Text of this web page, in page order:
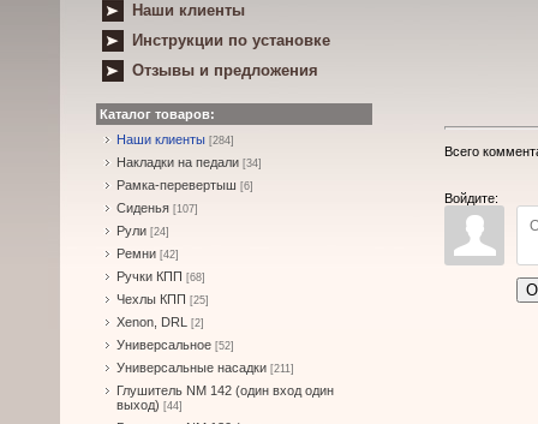
Наши клиенты
Инструкции по установке
Отзывы и предложения
Каталог товаров:
Наши клиенты [284]
Накладки на педали [34]
Рамка-перевертыш [6]
Сиденья [107]
Рули [24]
Ремни [42]
Ручки КПП [68]
Чехлы КПП [25]
Xenon, DRL [2]
Универсальное [52]
Универсальные насадки [211]
Глушитель NM 142 (один вход один
выход) [44]
Всего
Войдите: